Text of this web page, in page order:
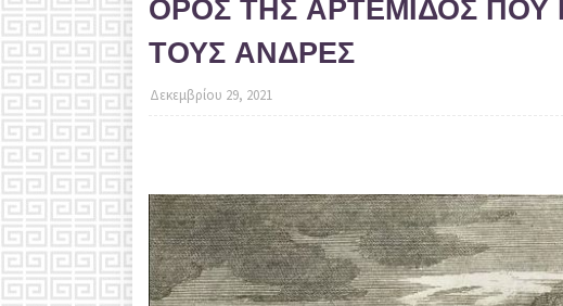
ΟΡΟΣ ΤΗΣ ΑΡΤΕΜΙΔΟΣ ΠΟΥ
ΤΟΥΣ ΑΝΔΡΕΣ
Δεκεμβρίου 29, 2021